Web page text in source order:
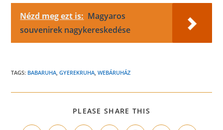
Nézd meg ezt is: Magyaros
souvenirek nagykereskedése
TAGS: BABARUHA, GYEREKRUHA, WEBÁRUHÁZ
PLEASE SHARE THIS
CONTENT